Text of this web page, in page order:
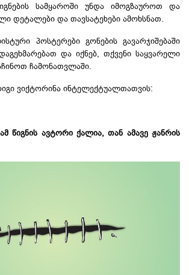
სამყაროში უნდა იმოგზაუროთ და
დეტალები და თავსატეხები ამოხსნათ.
პოსტერები გონების გავარჯიშებაში
და იქნებ, თქვენი საყვარელი
ჩამონათვლაში.
ვიქტორინა ინტელექტუალთათვის:
წიგნის ავტორი ქალია, თან ამავე ჟანრის